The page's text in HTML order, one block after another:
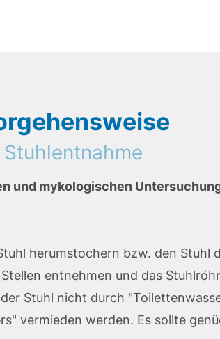
Stuhlentnahme
und mykologischen
herumstochern bzw. den Stuhl
entnehmen und das
Stuhl nicht durch
vermieden werden. Es sollte